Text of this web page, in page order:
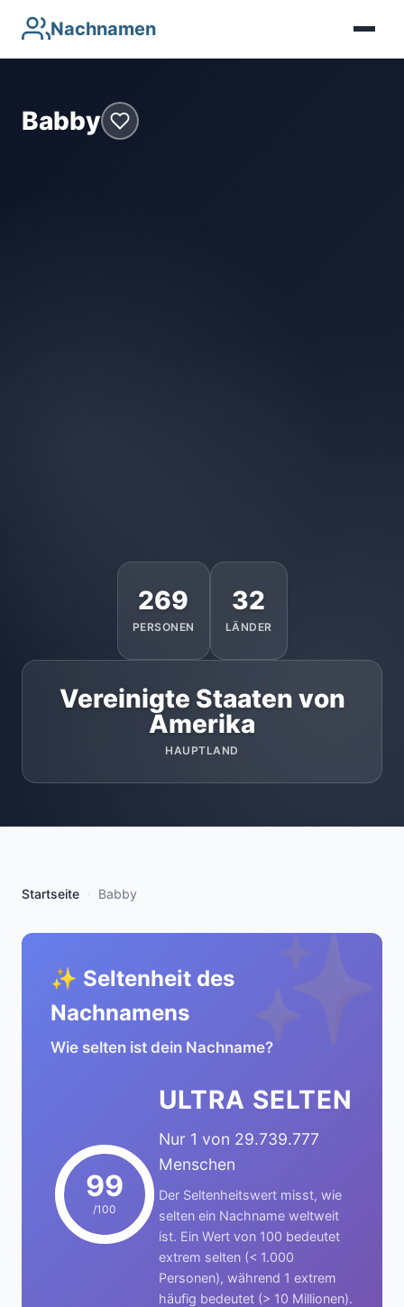
Nachnamen
Babby
269
PERSONEN
32
LÄNDER
Vereinigte Staaten von
Amerika
HAUPTLAND
Startseite Babby
✨
✨ Seltenheit des
Nachnamens
Wie selten ist dein Nachname?
99
/100
ULTRA SELTEN
Nur 1 von 29.739.777
Menschen
Der Seltenheitswert misst, wie
selten ein Nachname weltweit
ist. Ein Wert von 100 bedeutet
extrem selten (< 1.000
Personen), während 1 extrem
häufig bedeutet (> 10 Millionen).